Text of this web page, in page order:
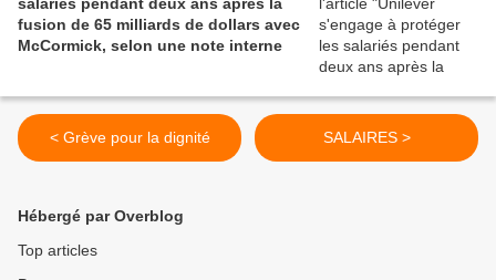
fusion de 65 milliards de dollars avec
McCormick, selon une note interne
< Grève pour la dignité SALAIRES >
Hébergé par Overblog
Top articles